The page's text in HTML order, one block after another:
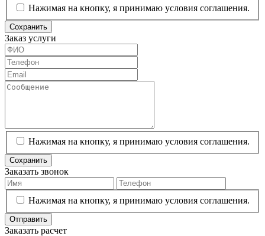
Нажимая на кнопку, я принимаю условия соглашения.
Сохранить
Заказ услуги
Нажимая на кнопку, я принимаю условия соглашения.
Сохранить
Заказать звонок
Нажимая на кнопку, я принимаю условия соглашения.
Отправить
Заказать расчет